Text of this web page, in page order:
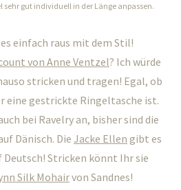
gut individuell in der Länge anpassen.
einfach raus mit dem Stil!
von Anne Ventzel? Ich würde
stricken und tragen! Egal, ob
eine gestrickte Ringeltasche ist.
bei Ravelry an, bisher sind die
Dänisch. Die Jacke Ellen gibt es
Stricken könnt Ihr sie
Silk Mohairvon Sandnes!